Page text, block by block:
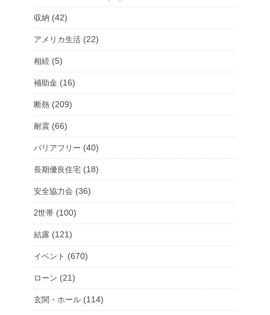
択
収納 (42)
アメリカ生活 (22)
相続 (5)
補助金 (16)
断熱 (209)
耐震 (66)
バリアフリー (40)
長期優良住宅 (18)
安全協力会 (36)
2世帯 (100)
結露 (121)
イベント (670)
ローン (21)
玄関・ホール (114)